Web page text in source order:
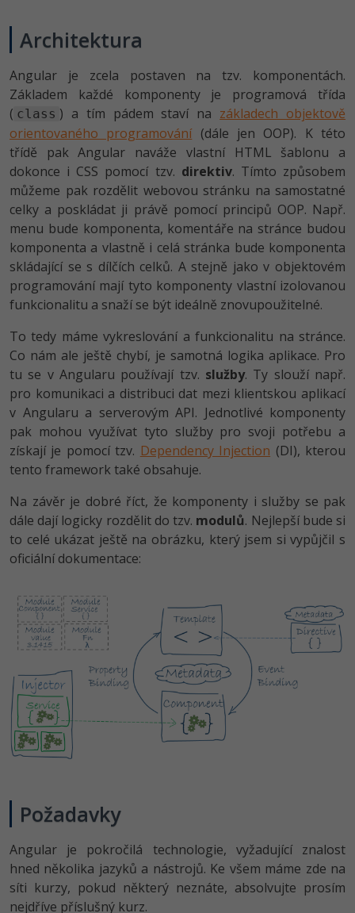
Kryptoměny
Copywriting -30%
MS Office -80%
Google Dokumenty
Time management
Windows
Linux
Sítě
Kybernetická bezpečnost
Elektronický podpis
Fórum
Blender -80%
Inkscape
Fotografování -80%
Video
Ostatní
Fórum
Architektura
Angular je zcela postaven na tzv. komponentách.
Základem každé komponenty je programová třída
( class ) a tím pádem staví na základech objektově
orientovaného programování(dále jen OOP). K této
třídě pak Angular naváže vlastní HTML šablonu a
dokonce i CSS pomocí tzv. direktiv. Tímto způsobem
můžeme pak rozdělit webovou stránku na samostatné
celky a poskládat ji právě pomocí principů OOP. Např.
menu bude komponenta, komentáře na stránce budou
komponenta a vlastně i celá stránka bude komponenta
skládající se s dílčích celků. A stejně jako v objektovém
programování mají tyto komponenty vlastní izolovanou
funkcionalitu a snaží se být ideálně znovupoužitelné.
To tedy máme vykreslování a funkcionalitu na stránce.
Co nám ale ještě chybí, je samotná logika aplikace. Pro
tu se v Angularu používají tzv. služby. Ty slouží např.
pro komunikaci a distribuci dat mezi klientskou aplikací
v Angularu a serverovým API. Jednotlivé komponenty
pak mohou využívat tyto služby pro svoji potřebu a
získají je pomocí tzv. Dependency Injection (DI), kterou
tento framework také obsahuje.
Na závěr je dobré říct, že komponenty i služby se pak
dále dají logicky rozdělit do tzv. modulů. Nejlepší bude si
to celé ukázat ještě na obrázku, který jsem si vypůjčil s
oficiální dokumentace:
Požadavky
Angular je pokročilá technologie, vyžadující znalost
hned několika jazyků a nástrojů. Ke všem máme zde na
síti kurzy, pokud některý neznáte, absolvujte prosím
nejdříve příslušný kurz.